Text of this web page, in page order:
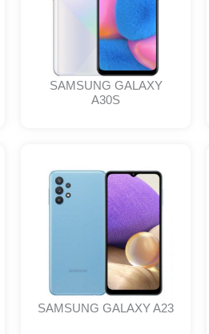
SAMSUNG GALAXY
A30S
SAMSUNG GALAXY A23